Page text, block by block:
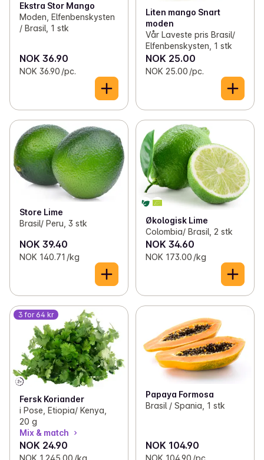
Ekstra Stor Mango
Moden, Elfenbenskysten
/ Brasil, 1 stk
NOK 36.90
NOK 36.90 /pc.
Liten mango Snart
moden
Vår Laveste pris Brasil/
Elfenbenskysten, 1 stk
NOK 25.00
NOK 25.00 /pc.
Store Lime
Brasil/ Peru, 3 stk
NOK 39.40
NOK 140.71 /kg
Økologisk Lime
Colombia/ Brasil, 2 stk
NOK 34.60
NOK 173.00 /kg
3 for 64 kr
Fersk Koriander
i Pose, Etiopia/ Kenya,
20 g
Mix & match
NOK 24.90
Papaya Formosa
Brasil / Spania, 1 stk
NOK 104.90